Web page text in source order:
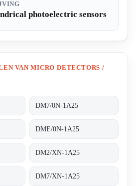
photoelectric sensors
VAN MICRO DETECTORS /
DM7/0N-1A25
DME/0N-1A25
DM2/XN-1A25
DM7/XN-1A25